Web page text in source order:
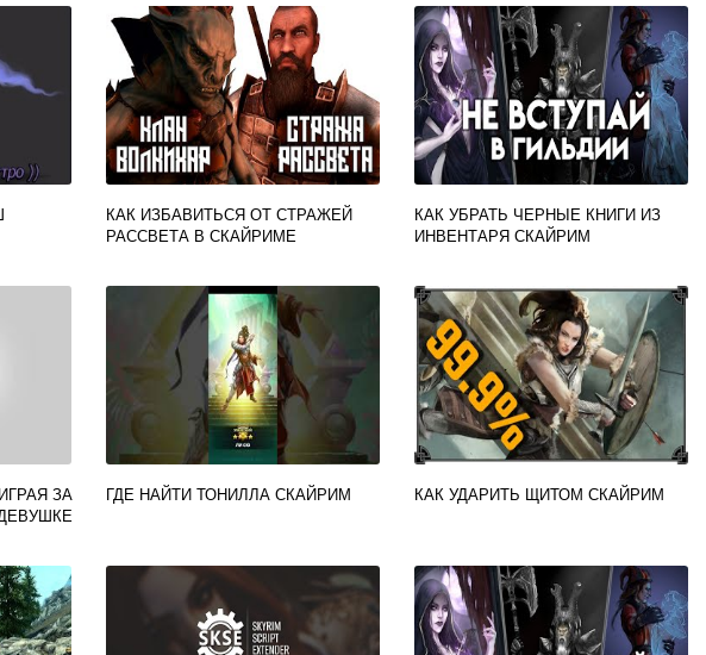
КАК ИЗБАВИТЬСЯ ОТ СТРАЖЕЙ
РАССВЕТА В СКАЙРИМЕ
КАК УБРАТЬ ЧЕРНЫЕ КНИГИ ИЗ
ИНВЕНТАРЯ СКАЙРИМ
ЗА
ГДЕ НАЙТИ ТОНИЛЛА СКАЙРИМ КАК УДАРИТЬ ЩИТОМ СКАЙРИМ